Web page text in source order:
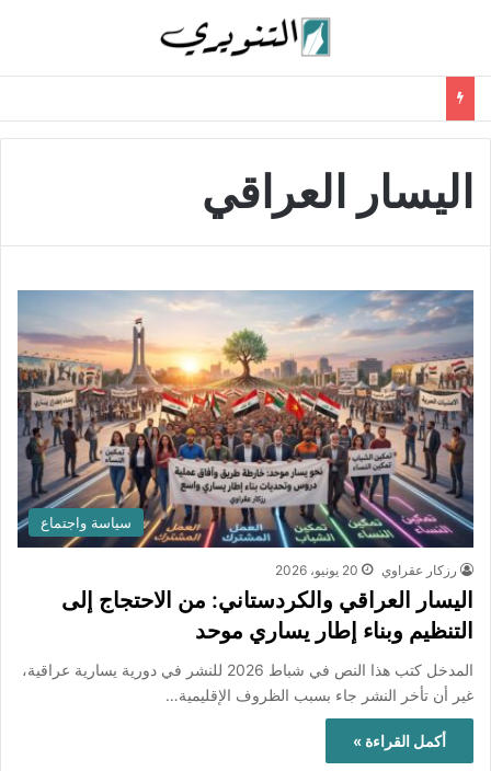
اليسار العراقي
سياسة واجتماع
رزكار عقراوي 20 يونيو، 2026
اليسار العراقي والكردستاني: من الاحتجاج إلى
التنظيم وبناء إطار يساري موحد
المدخل كتب هذا النص في شباط 2026 للنشر في دورية يسارية عراقية،
غير أن تأخر النشر جاء بسبب الظروف الإقليمية…
أكمل القراءة »